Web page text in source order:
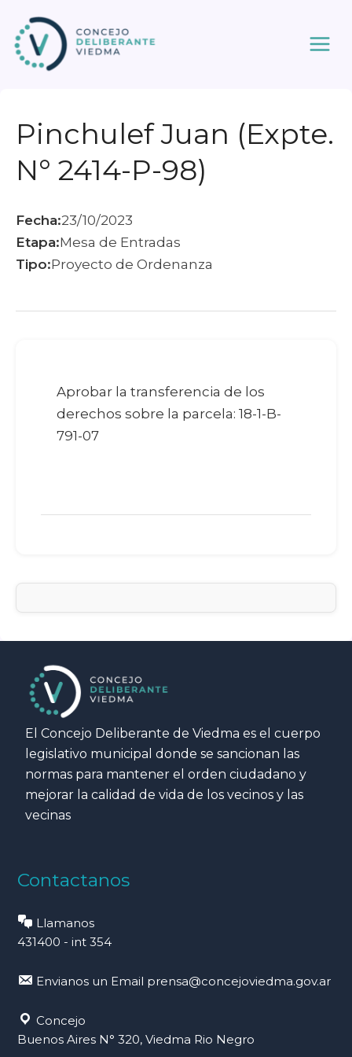
contenido
Pinchulef Juan (Expte.
N° 2414-P-98)
Fecha:23/10/2023
Etapa:Mesa de Entradas
Tipo:Proyecto de Ordenanza
Aprobar la transferencia de los
derechos sobre la parcela: 18-1-B-
791-07
El Concejo Deliberante de Viedma es el cuerpo
legislativo municipal donde se sancionan las
normas para mantener el orden ciudadano y
mejorar la calidad de vida de los vecinos y las
vecinas
Contactanos
Llamanos
431400 - int 354
Envianos un Email prensa@concejoviedma.gov.ar
Concejo
Buenos Aires N° 320, Viedma Rio Negro